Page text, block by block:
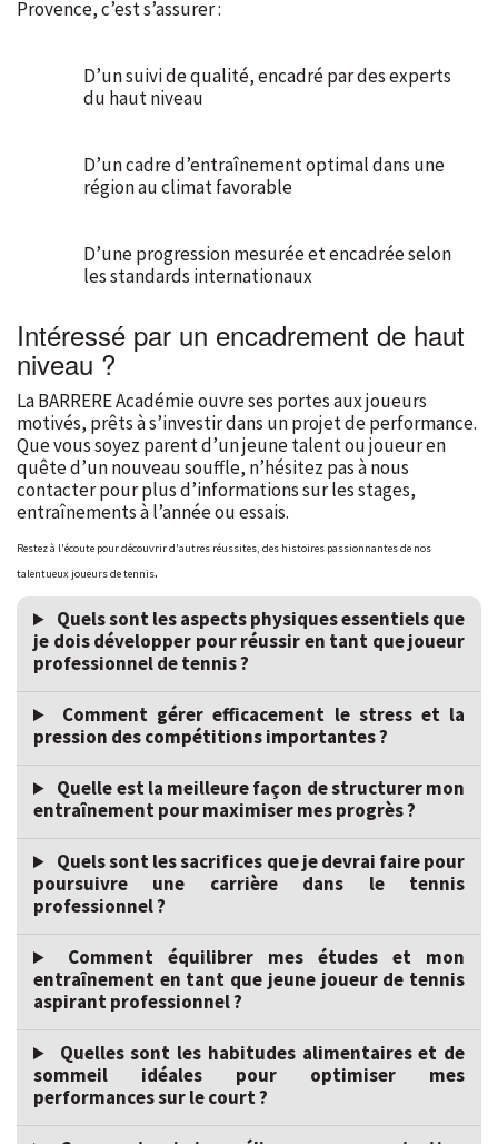
Provence, c’est s’assurer :
D’un suivi de qualité, encadré par des experts
du haut niveau
D’un cadre d’entraînement optimal dans une
région au climat favorable
D’une progression mesurée et encadrée selon
les standards internationaux
Intéressé par un encadrement de haut
niveau ?
La BARRERE Académie ouvre ses portes aux joueurs
motivés, prêts à s’investir dans un projet de performance.
Que vous soyez parent d’un jeune talent ou joueur en
quête d’un nouveau souffle, n’hésitez pas à nous
contacter pour plus d’informations sur les stages,
entraînements à l’année ou essais.
Restez à l'écoute pour découvrir d'autres réussites, des histoires passionnantes de nos
talentueux joueurs de tennis.
Quels sont les aspects physiques essentiels que
je dois développer pour réussir en tant que joueur
professionnel de tennis ?
Comment gérer efficacement le stress et la
pression des compétitions importantes ?
Quelle est la meilleure façon de structurer mon
entraînement pour maximiser mes progrès ?
Quels sont les sacrifices que je devrai faire pour
poursuivre une carrière dans le tennis
professionnel ?
Comment équilibrer mes études et mon
entraînement en tant que jeune joueur de tennis
aspirant professionnel ?
Quelles sont les habitudes alimentaires et de
sommeil idéales pour optimiser mes
performances sur le court ?